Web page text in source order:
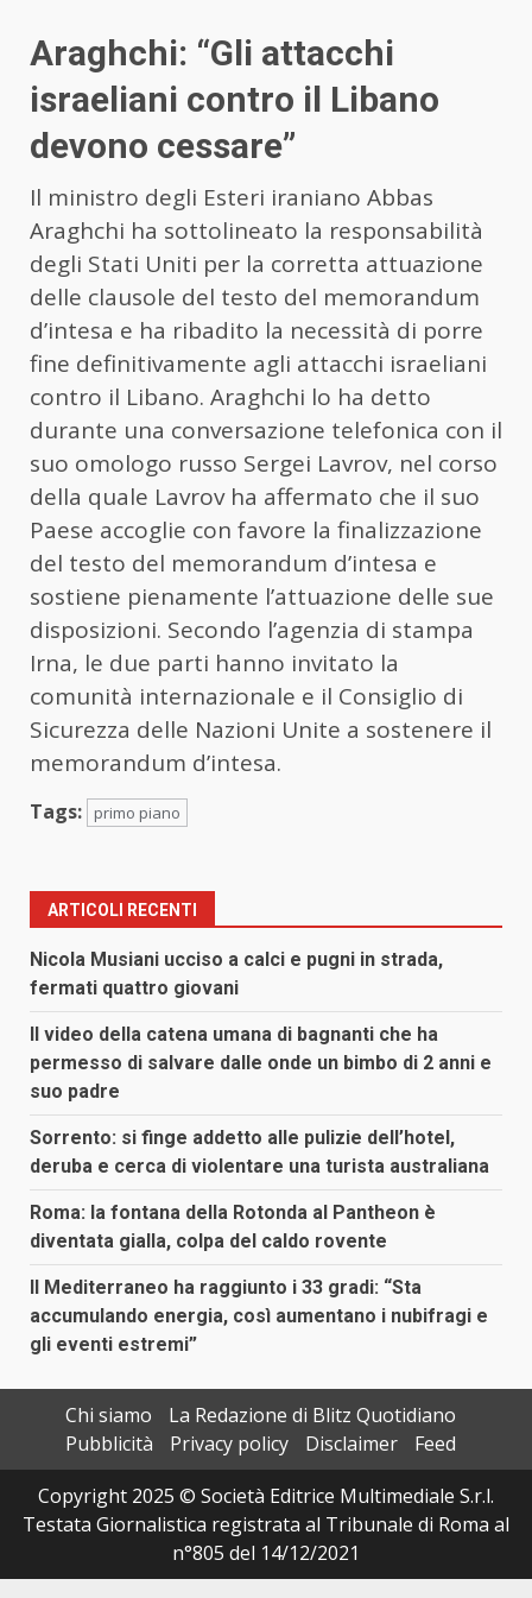
Araghchi: “Gli attacchi
israeliani contro il Libano
devono cessare”
Il ministro degli Esteri iraniano Abbas
Araghchi ha sottolineato la responsabilità
degli Stati Uniti per la corretta attuazione
delle clausole del testo del memorandum
d’intesa e ha ribadito la necessità di porre
fine definitivamente agli attacchi israeliani
contro il Libano. Araghchi lo ha detto
durante una conversazione telefonica con il
suo omologo russo Sergei Lavrov, nel corso
della quale Lavrov ha affermato che il suo
Paese accoglie con favore la finalizzazione
del testo del memorandum d’intesa e
sostiene pienamente l’attuazione delle sue
disposizioni. Secondo l’agenzia di stampa
Irna, le due parti hanno invitato la
comunità internazionale e il Consiglio di
Sicurezza delle Nazioni Unite a sostenere il
memorandum d’intesa.
Tags: primo piano
ARTICOLI RECENTI
Nicola Musiani ucciso a calci e pugni in strada,
fermati quattro giovani
Il video della catena umana di bagnanti che ha
permesso di salvare dalle onde un bimbo di 2 anni e
suo padre
Sorrento: si finge addetto alle pulizie dell’hotel,
deruba e cerca di violentare una turista australiana
Roma: la fontana della Rotonda al Pantheon è
diventata gialla, colpa del caldo rovente
Il Mediterraneo ha raggiunto i 33 gradi: “Sta
accumulando energia, così aumentano i nubifragi e
gli eventi estremi”
Chi siamo
La Redazione di Blitz Quotidiano
Pubblicità
Privacy policy Disclaimer
Feed
Copyright 2025 © Società Editrice Multimediale S.r.l.
Testata Giornalistica registrata al Tribunale di Roma al
n°805 del 14/12/2021